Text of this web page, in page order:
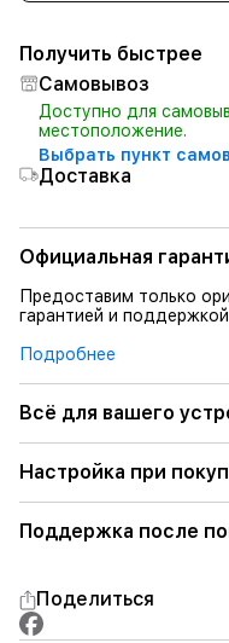
Получить быстрее
Самовывоз
Доступно для
местоположение.
Выбрать пункт
Доставка
Официальная
Предоставим только
гарантией и
Подробнее
Всё для вашего
Настройка при
Поддержка после
Поделиться